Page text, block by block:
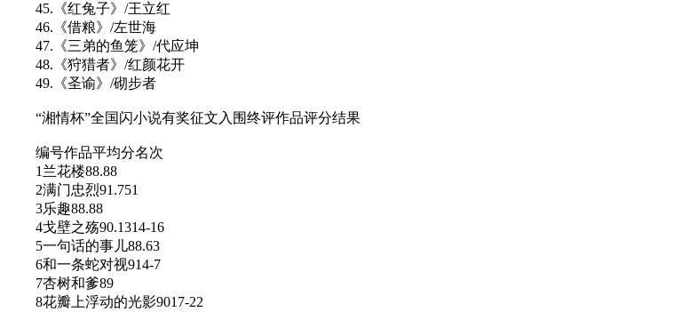
45.《红兔子》/王立红
46.《借粮》/左世海
47.《三弟的鱼笼》/代应坤
48.《狩猎者》/红颜花开
49.《圣谕》/砌步者
“湘情杯”全国闪小说有奖征文入围终评作品评分结果
编号作品平均分名次
1兰花楼88.88
2满门忠烈91.751
3乐趣88.88
4戈壁之殇90.1314-16
5一句话的事儿88.63
6和一条蛇对视914-7
7杏树和爹89
8花瓣上浮动的光影9017-22